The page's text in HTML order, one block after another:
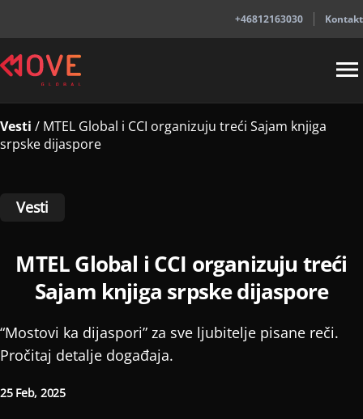
+46812163030 Kontakt
Vesti / MTEL Global i CCI organizuju treći Sajam knjiga
srpske dijaspore
Vesti
MTEL Global i CCI organizuju treći
Sajam knjiga srpske dijaspore
“Mostovi ka dijaspori” za sve ljubitelje pisane reči.
Pročitaj detalje događaja.
25 Feb, 2025